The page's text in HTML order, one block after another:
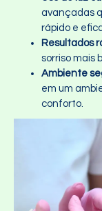
avançadas
rápido e
Resultados
sorriso mais
Ambiente
em um
conforto.